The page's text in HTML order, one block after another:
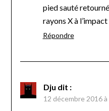
pied sauté
rayons X à l’impact
Répondre
Dju dit :
12 décembre 2016